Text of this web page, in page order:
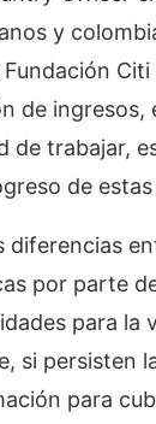
y
de
de trabajar,
de estas
por parte
para la
si persisten
para